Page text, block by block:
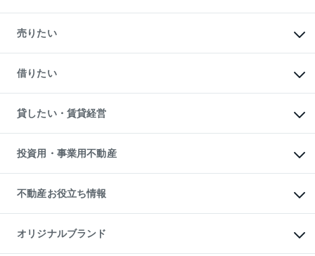
新築・分譲マンションの購入
中古マンションの購入
一戸建ての購入
中古一戸建ての購入
不動産購入の流れ
注目キーワード物件特集
購入ガイド
English 繁体中文簡体中文
売りたい
一戸建ての売却・査定
土地の売却・査定
スピードAI査定
不動産査定について
不動産売却の流れ
不動産買換えの流れ
売却ガイド
借りたい
オフィス・店舗の賃貸
借りるときの流れ
借りるガイド
貸したい・賃貸経営
マンション賃料データ
賃貸管理プラン
リロケーションについて
貸すガイド
投資用・事業用不動産
事業用不動産
マンション投資
投資用マンション
アパート経営
不動産お役立ち情報
マンションライブラリー
人気マンションランキング
暮らしに役立つ不動産メディア
オリジナルブランド